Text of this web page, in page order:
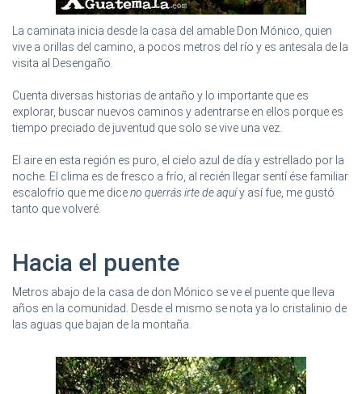
La caminata inicia desde la casa del amable Don Mónico, quien
vive a orillas del camino, a pocos metros del río y es antesala de la
visita al Desengaño.
Cuenta diversas historias de antaño y lo importante que es
explorar, buscar nuevos caminos y adentrarse en ellos porque es
tiempo preciado de juventud que solo se vive una vez.
El aire en esta región es puro, el cielo azul de día y estrellado por la
noche. El clima es de fresco a frío, al recién llegar sentí ése familiar
escalofrío que me diceno querrás irte de aquíy así fue, me gustó
tanto que volveré.
Hacia el puente
Metros abajo de la casa de don Mónico se ve el puente que lleva
años en la comunidad. Desde el mismo se nota ya lo cristalinio de
las aguas que bajan de la montaña.